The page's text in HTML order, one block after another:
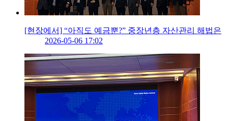
[현장에서] “아직도 예금뿐?” 중장년층 자산관리 해법은
2026-05-06 17:02